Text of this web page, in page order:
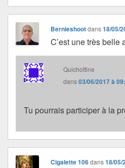
Bernieshootdans18/05/
C’est une très belle
Quichottine
dans03/06/2017 à
Tu pourrais participer à la
Cigalette 106dans18/05/